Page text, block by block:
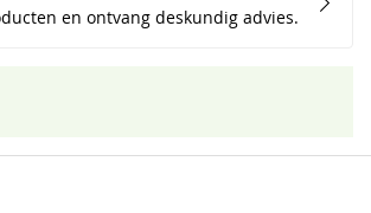
en ontvang deskundig advies.